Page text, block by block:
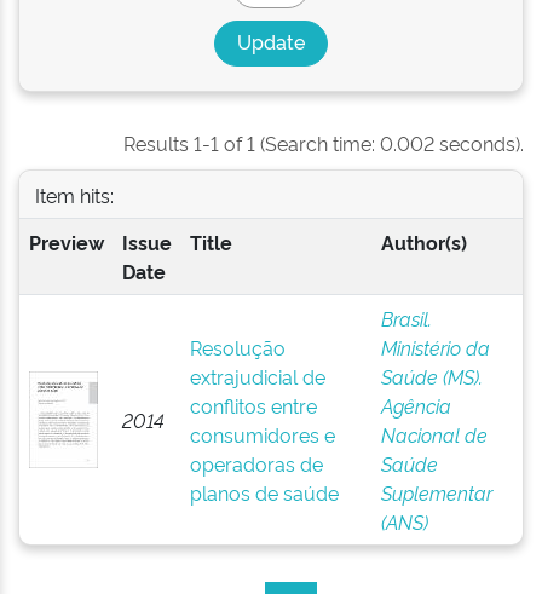
Results 1-1 of 1 (Search time: 0.002 seconds).
Item hits:
Preview
Issue
Date
Title Author(s)
2014
Resolução
extrajudicial de
conflitos entre
consumidores e
operadoras de
planos de saúde
Brasil.
Ministério da
Saúde (MS).
Agência
Nacional de
Saúde
Suplementar
(ANS)